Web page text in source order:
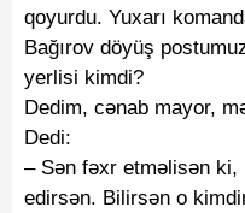
qoyurdu. Yuxarı
Bağırov döyüş
yerlisi kimdi?
Dedim, cənab mayor,
Dedi:
– Sən fəxr etməlisən
edirsən. Bilirsən o